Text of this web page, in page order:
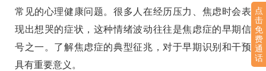
常见的心理健康问题。很多人在经历压力、焦虑时会表
现出想哭的症状，这种情绪波动往往是焦虑症的早期信
号之一。了解焦虑症的典型征兆，对于早期识别和干预
具有重要意义。
点
击
免
费
通
话